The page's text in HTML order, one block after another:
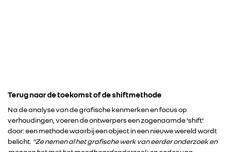
Terug naar de toekomst of de shiftmethode
Na de analyse van de grafische kenmerken en focus op
verhoudingen, voeren de ontwerpers een zogenaamde ‘shift’
door: een methode waarbij een object in een nieuwe wereld wordt
belicht. “Ze nemen al het grafische werk van eerder onderzoek en